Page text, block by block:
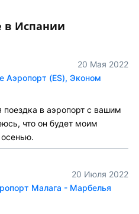
в Испании
20 Мая 2022
Аэропорт (ES), Эконом
в аэропорт с вашим
что он будет моим
20 Июля 2022
Малага - Марбелья